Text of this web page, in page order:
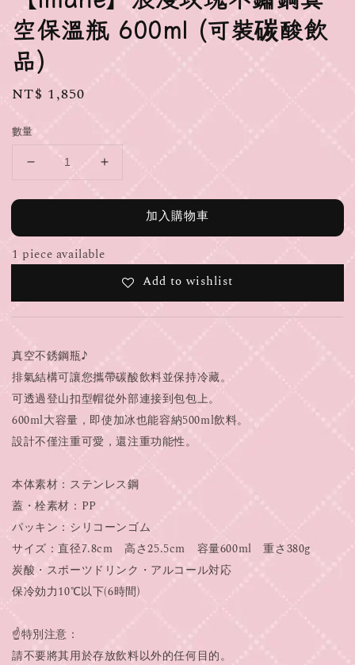
空保溫瓶 600ml (可裝碳酸飲
品)
Regular
NT$ 1,850
數量
加入購物車
1 piece available
Add to wishlist
真空不銹鋼瓶♪
排氣結構可讓您攜帶碳酸飲料並保持冷藏。
可透過登山扣型帽從外部連接到包包上。
600ml大容量，即使加冰也能容納500ml飲料。
設計不僅注重可愛，還注重功能性。
本体素材：ステンレス鋼
蓋・栓素材：PP
パッキン：シリコーンゴム
サイズ：直径7.8cm 高さ25.5cm 容量600ml 重さ380g
炭酸・スポーツドリンク・アルコール対応
保冷効力10℃以下(6時間)
☝️特別注意：
請不要將其用於存放飲料以外的任何目的。